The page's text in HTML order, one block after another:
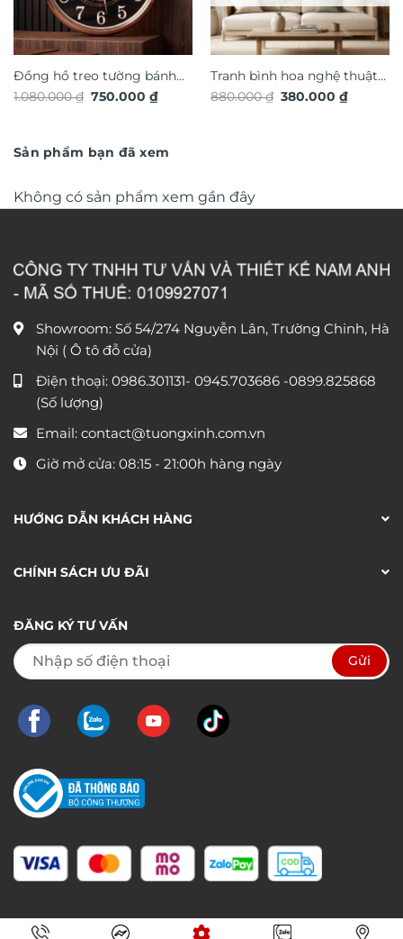
Đồng hồ treo tường bánh
răng chuyển động trang trí
1.080.000₫ Giá
750.000₫Giá
Tranh bình hoa nghệ thuật
TG4920S
880.000₫ Giá
380.000₫Giá
Sản phẩm bạn đã xem
Không có sản phẩm xem gần đây
Showroom: Số 54/274 Nguyễn Lân, Trường Chinh, Hà
Nội ( Ô tô đỗ cửa)
Điện thoại: 0986.301131- 0945.703686 -0899.825868
(Số lượng)
Email: contact@tuongxinh.com.vn
Giờ mở cửa: 08:15 - 21:00h hàng ngày
HƯỚNG DẪN KHÁCH HÀNG
CHÍNH SÁCH ƯU ĐÃI
ĐĂNG KÝ TƯ VẤN